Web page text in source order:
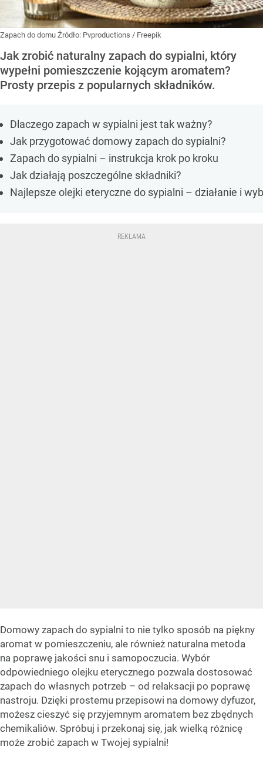
Zapach do domu Źródło: Pvproductions / Freepik
Jak zrobić naturalny zapach do sypialni, który
wypełni pomieszczenie kojącym aromatem?
Prosty przepis z popularnych składników.
Dlaczego zapach w sypialni jest tak ważny?
Jak przygotować domowy zapach do sypialni?
Zapach do sypialni – instrukcja krok po kroku
Jak działają poszczególne składniki?
Najlepsze olejki eteryczne do sypialni – działanie i
Domowy zapach do sypialni to nie tylko sposób na piękny
aromat w pomieszczeniu, ale również naturalna metoda
na poprawę jakości snu i samopoczucia. Wybór
odpowiedniego olejku eterycznego pozwala dostosować
zapach do własnych potrzeb – od relaksacji po poprawę
nastroju. Dzięki prostemu przepisowi na domowy dyfuzor,
możesz cieszyć się przyjemnym aromatem bez zbędnych
chemikaliów. Spróbuj i przekonaj się, jak wielką różnicę
może zrobić zapach w Twojej sypialni!